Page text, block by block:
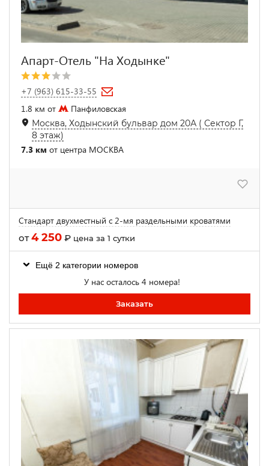
Апарт-Отель "На Ходынке"
+7 (963) 615-33-55
1.8 км от
Панфиловская
Москва, Ходынский бульвар дом 20А ( Сектор Г,
8 этаж)
7.3 км от центра МОСКВА
Стандарт двухместный с 2-мя раздельными кроватями
от4 250 ₽ цена за 1 сутки
Ещё 2 категории номеров
У нас осталось 4 номера!
Заказать